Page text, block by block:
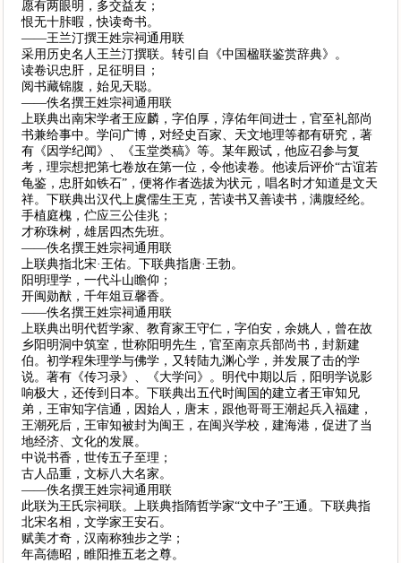
愿有两眼明，多交益友；
恨无十胩暇，快读奇书。
——王兰汀撰王姓宗祠通用联
采用历史名人王兰汀撰联。转引自《中国楹联鉴赏辞典》。
读卷识忠肝，足征明目；
阅书藏锦腹，始见天聪。
——佚名撰王姓宗祠通用联
上联典出南宋学者王应麟，字伯厚，淳佑年间进士，官至礼部尚
书兼给事中。学问广博，对经史百家、天文地理等都有研究，著
有《因学纪闻》、《玉堂类稿》等。某年殿试，他应召参与复
考，理宗想把第七卷放在第一位，令他读卷。他读后评价“古谊若
龟鉴，忠肝如铁石”，便将作者选拔为状元，唱名时才知道是文天
祥。下联典出汉代上虞儒生王克，苦读书又善读书，满腹经纶。
手植庭槐，伫应三公佳兆；
才称珠树，雄居四杰先班。
——佚名撰王姓宗祠通用联
上联典指北宋·王佑。下联典指唐·王勃。
阳明理学，一代斗山瞻仰；
开闽勋猷，千年俎豆馨香。
——佚名撰王姓宗祠通用联
上联典出明代哲学家、教育家王守仁，字伯安，余姚人，曾在故
乡阳明洞中筑室，世称阳明先生，官至南京兵部尚书，封新建
伯。初学程朱理学与佛学，又转陆九渊心学，并发展了击的学
说。著有《传习录》、《大学问》。明代中期以后，阳明学说影
响极大，还传到日本。下联典出五代时闽国的建立者王审知兄
弟，王审知字信通，因始人，唐末，跟他哥哥王潮起兵入福建，
王潮死后，王审知被封为闽王，在闽兴学校，建海港，促进了当
地经济、文化的发展。
中说书香，世传五子至理；
古人品重，文标八大名家。
——佚名撰王姓宗祠通用联
此联为王氏宗祠联。上联典指隋哲学家“文中子”王通。下联典指
北宋名相，文学家王安石。
赋美才奇，汉南称独步之学；
年高德昭，睢阳推五老之尊。